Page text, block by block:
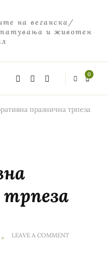
на веганска/
патувања и животен
0
празнична трпеза
LEAVE A COMMENTON